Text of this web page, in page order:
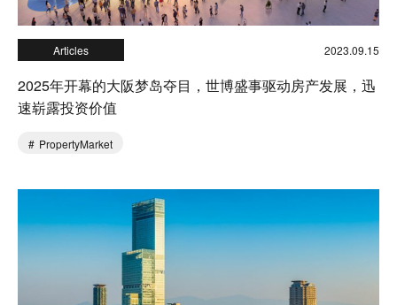
Articles 2023.09.15
2025年开幕的大阪梦岛夺目，世博盛事驱动房产发展，迅
速崭露投资价值
PropertyMarket